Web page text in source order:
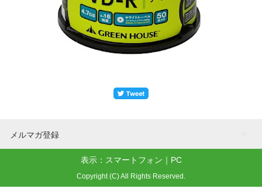
メルマガ登録
表示：スマートフォン｜ PC
Copyright (C) All Rights Reserved.